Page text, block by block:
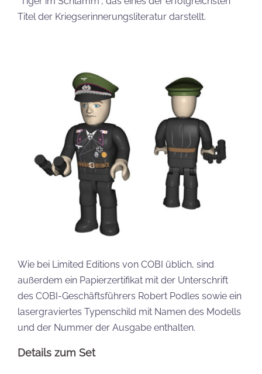
Titel der Kriegserinnerungsliteratur darstellt.
Wie bei Limited Editions von COBI üblich, sind
außerdem ein Papierzertifikat mit der Unterschrift
des COBI-Geschäftsführers Robert Podles sowie ein
lasergraviertes Typenschild mit Namen des Modells
und der Nummer der Ausgabe enthalten.
Details zum Set